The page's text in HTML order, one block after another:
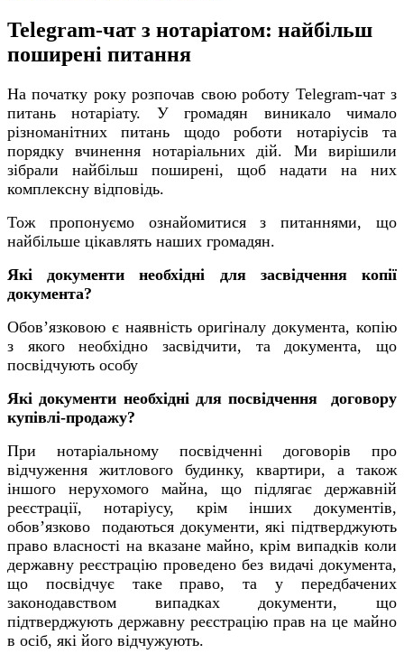
Telegram-чат з нотаріатом: найбільш
поширені питання
На початку року розпочав свою роботу Telegram-чат з
питань нотаріату. У громадян виникало чимало
різноманітних питань щодо роботи нотаріусів та
порядку вчинення нотаріальних дій. Ми вирішили
зібрали найбільш поширені, щоб надати на них
комплексну відповідь.
Тож пропонуємо ознайомитися з питаннями, що
найбільше цікавлять наших громадян.
Які документи необхідні для засвідчення копії
документа?
Обов’язковою є наявність оригіналу документа, копію
з якого необхідно засвідчити, та документа, що
посвідчують особу
Які документи необхідні для посвідчення договору
купівлі-продажу?
При нотаріальному посвідченні договорів про
відчуження житлового будинку, квартири, а також
іншого нерухомого майна, що підлягає державній
реєстрації, нотаріусу, крім інших документів,
обов’язково подаються документи, які підтверджують
право власності на вказане майно, крім випадків коли
державну реєстрацію проведено без видачі документа,
що посвідчує таке право, та у передбачених
законодавством випадках документи, що
підтверджують державну реєстрацію прав на це майно
в осіб, які його відчужують.